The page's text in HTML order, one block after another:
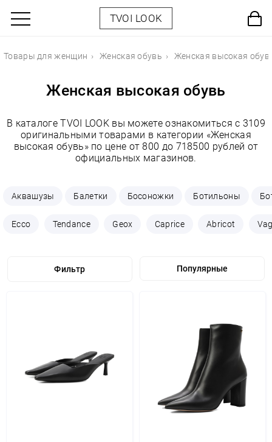
TVOI LOOK
Товары для женщин Женская обувь Женская высокая
Женская высокая обувь
В каталоге TVOI LOOK вы можете ознакомиться с 3109
оригинальными товарами в категории «Женская
высокая обувь» по цене от 800 до 718500 рублей от
официальных магазинов.
Аквашузы Балетки Босоножки Ботильоны
Ecco Tendance Geox Caprice Abricot
Фильтр